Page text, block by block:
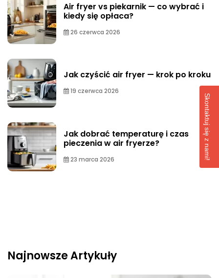
Air fryer vs piekarnik — co wybrać i
kiedy się opłaca?
26 czerwca 2026
Jak czyścić air fryer — krok po kroku
19 czerwca 2026
Jak dobrać temperaturę i czas
pieczenia w air fryerze?
23 marca 2026
Najnowsze Artykuły
Skontaktuj się z nami!